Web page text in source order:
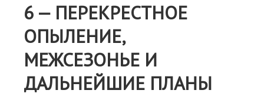
6 — ПЕРЕКРEСТНОЕ
ОПЫЛЕНИЕ,
МЕЖСЕЗОНЬЕ И
ДАЛЬНЕЙШИЕ ПЛАНЫ